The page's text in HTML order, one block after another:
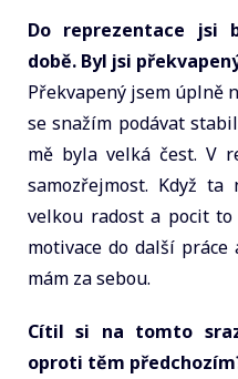
Do reprezentace jsi
době. Byl jsi
Překvapený jsem úplně
se snažím podávat
mě byla velká čest. V
samozřejmost. Když
velkou radost a pocit
motivace do další práce
mám za sebou.
Cítil si na tomto
oproti těm